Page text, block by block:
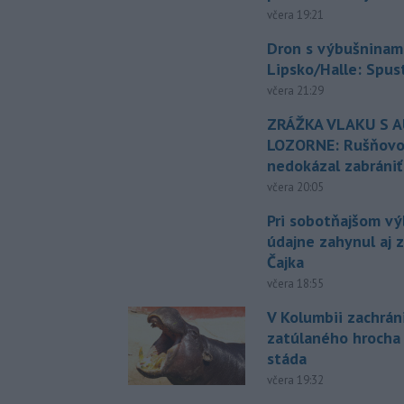
včera 19:21
Dron s
Lipsko/Halle:
včera 21:29
ZRÁŽKA VLAKU S
LOZORNE:
nedokázal zabrániť
včera 20:05
Pri sobotňajšom
údajne zahynul aj
Čajka
včera 18:55
V Kolumbii
zatúlaného hrocha
stáda
včera 19:32